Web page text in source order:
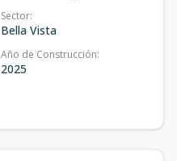
Sector:
Bella Vista
Año de Construcción:
2025